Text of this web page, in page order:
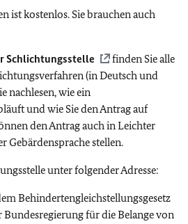
ist kostenlos. Sie brauchen auch
Schlichtungsstelle
finden Sie alle
(in Deutsch und
nachlesen, wie ein
und wie Sie den Antrag auf
den Antrag auch in Leichter
Gebärdensprache stellen.
unter folgender Adresse:
Behindertengleichstellungsgesetz
Bundesregierung für die Belange von